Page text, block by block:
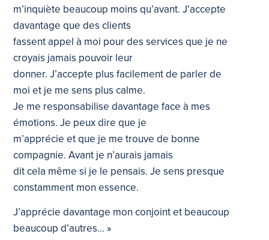
m’inquiète beaucoup moins qu’avant. J’accepte
davantage que des clients
fassent appel à moi pour des services que je ne
croyais jamais pouvoir leur
donner. J’accepte plus facilement de parler de
moi et je me sens plus calme.
Je me responsabilise davantage face à mes
émotions. Je peux dire que je
m’apprécie et que je me trouve de bonne
compagnie. Avant je n’aurais jamais
dit cela même si je le pensais. Je sens presque
constamment mon essence.
J’apprécie davantage mon conjoint et beaucoup
beaucoup d’autres… »